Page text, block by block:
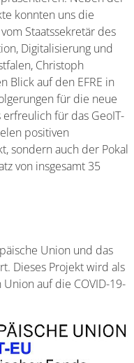
konnten uns die
Staatssekretär des
Digitalisierung und
Christoph
Blick auf den EFRE in
für die neue
für das GeoIT-
positiven
sondern auch der Pokal
von insgesamt 35
Union und das
Dieses Projekt wird als
auf die COVID-19-